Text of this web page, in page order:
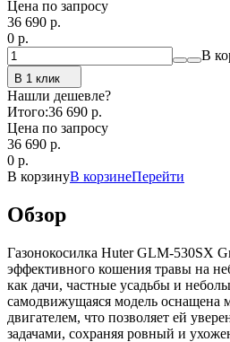
Цена по запросу
36 690 p.
0 p.
В
В 1 клик
Нашли дешевле?
Итого:36 690 p.
Цена по запросу
36 690 p.
0 p.
В корзинуВ корзинеПерейти
Обзор
Газонокосилка Huter GLM-530SX
эффективного кошения травы на
как дачи, частные усадьбы и
самодвижущаяся модель
двигателем, что позволяет ей
задачами, сохраняя ровный и